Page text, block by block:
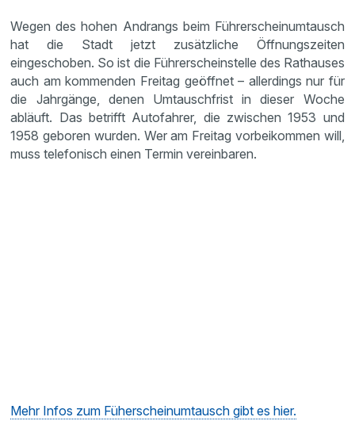
Wegen des hohen Andrangs beim Führerscheinumtausch
hat die Stadt jetzt zusätzliche Öffnungszeiten
eingeschoben. So ist die Führerscheinstelle des Rathauses
auch am kommenden Freitag geöffnet – allerdings nur für
die Jahrgänge, denen Umtauschfrist in dieser Woche
abläuft. Das betrifft Autofahrer, die zwischen 1953 und
1958 geboren wurden. Wer am Freitag vorbeikommen will,
muss telefonisch einen Termin vereinbaren.
Mehr Infos zum Füherscheinumtausch gibt es hier.